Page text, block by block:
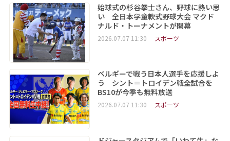
始球式の杉谷拳士さん、野球に熱い思
い 全日本学童軟式野球大会 マクド
ナルド・トーナメントが開幕
2026.07.07 11:30 スポーツ
ベルギーで戦う日本人選手を応援しよ
う シント＝トロイデン戦全試合を
BS10が今季も無料放送
2026.07.07 11:30 スポーツ